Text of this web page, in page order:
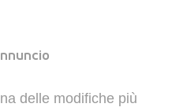
na delle modifiche più